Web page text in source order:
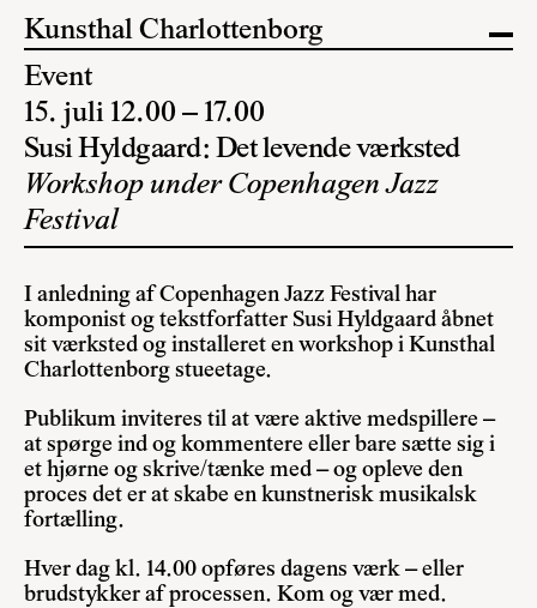
Kunsthal Charlottenborg
Event
15. juli 12.00 – 17.00
Susi Hyldgaard: Det levende værksted
Workshop under Copenhagen Jazz
Festival
I anledning af Copenhagen Jazz Festival har
komponist og tekstforfatter Susi Hyldgaard åbnet
sit værksted og installeret en workshop i Kunsthal
Charlottenborg stueetage.
Publikum inviteres til at være aktive medspillere –
at spørge ind og kommentere eller bare sætte sig i
et hjørne og skrive/tænke med – og opleve den
proces det er at skabe en kunstnerisk musikalsk
fortælling.
Hver dag kl. 14.00 opføres dagens værk – eller
brudstykker af processen. Kom og vær med.